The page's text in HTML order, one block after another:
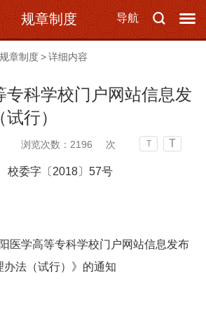
导航
规章制度
规章制度>详细内容
专科学校门户网站信息发
行）
浏览次数： 2196 次 T T
校委字〔2018〕57号
医学高等专科学校门户网站信息发布
办法（试行）》的通知